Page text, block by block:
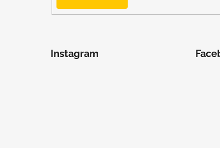
Instagram